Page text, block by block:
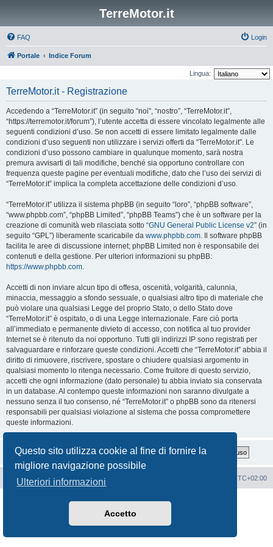
Questo sito utilizza cookie al fine di fornire la
migliore navigazione possibile
Ulteriori informazioni
Accetto
TerreMotor.it
FAQ Login
Portale Indice Forum
Lingua:
TerreMotor.it - Registrazione
Accedendo a “TerreMotor.it” (in seguito “noi”, “nostro”, “TerreMotor.it”,
“https://terremotor.it/forum”), l’utente accetta di essere vincolato legalmente alle
seguenti condizioni d’uso. Se non accetti di essere limitato legalmente dalle
condizioni d’uso seguenti non utilizzare i servizi offerti da “TerreMotor.it”. Le
condizioni d’uso possono cambiare in qualunque momento, sarà nostra
premura avvisarti di tali modifiche, benché sia opportuno controllare con
frequenza queste pagine per eventuali modifiche, dato che l’uso dei servizi di
“TerreMotor.it” implica la completa accettazione delle condizioni d’uso.
“TerreMotor.it” utilizza il sistema phpBB (in seguito “loro”, “phpBB software”,
“www.phpbb.com”, “phpBB Limited”, “phpBB Teams”) che è un software per la
creazione di comunità web rilasciata sotto “GNU General Public License v2” (in
seguito “GPL”) liberamente scaricabile da www.phpbb.com. Il software phpBB
facilita le aree di discussione internet; phpBB Limited non è responsabile dei
contenuti e della gestione. Per ulteriori informazioni su phpBB:
https://www.phpbb.com.
Accetti di non inviare alcun tipo di offesa, oscenità, volgarità, calunnia,
minaccia, messaggio a sfondo sessuale, o qualsiasi altro tipo di materiale che
può violare una qualsiasi Legge del proprio Stato, o dello Stato dove
“TerreMotor.it” è ospitato, o di una Legge internazionale. Fare ciò porta
all’immediato e permanente divieto di accesso, con notifica al tuo provider
Internet se è ritenuto da noi opportuno. Tutti gli indirizzi IP sono registrati per
salvaguardare e rinforzare queste condizioni. Accetti che “TerreMotor.it” abbia il
diritto di rimuovere, riscrivere, spostare o chiudere qualsiasi argomento in
qualsiasi momento lo ritenga necessario. Come fruitore di questo servizio,
accetti che ogni informazione (dato personale) tu abbia inviato sia conservata
in un database. Al contempo queste informazioni non saranno divulgate a
nessuno senza il tuo consenso, né “TerreMotor.it” o phpBB sono da ritenersi
responsabili per qualsiasi violazione al sistema che possa compromettere
queste informazioni.
Portale Indice Forum UTC+02:00
Traduzione Italiana